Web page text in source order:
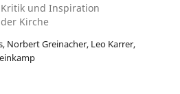
und Inspiration
Kirche
Norbert Greinacher, Leo Karrer,